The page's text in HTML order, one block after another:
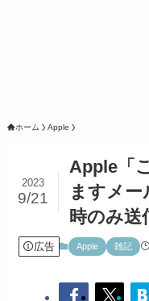
ホーム Apple
Apple「
ますメー
時のみ送
2023
9/21
広告 Apple 雑記